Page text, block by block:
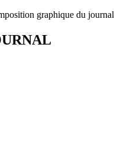
graphique du journal